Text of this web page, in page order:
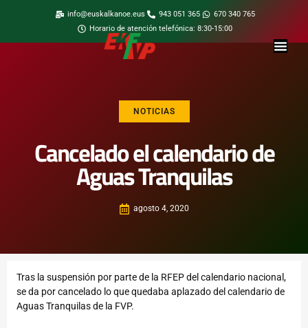
info@euskalkanoe.eus 943 051 365
670 340 765
Horario de atención telefónica: 8:30-15:00
NOTICIAS
Cancelado el calendario de
Aguas Tranquilas
agosto 4, 2020
Tras la suspensión por parte de la RFEP del calendario nacional,
se da por cancelado lo que quedaba aplazado del calendario de
Aguas Tranquilas de la FVP.